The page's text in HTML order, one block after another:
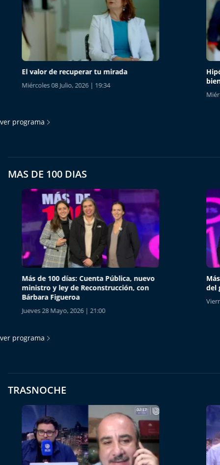
El valor de recuperar tu mirada
Miércoles 08 Julio, 2026 | 19:34
bien
ver programa
MAS DE 100 DIAS
Más de 100 días: Cuenta Pública, nuevo
ministro y ley de Reconstrucción, con
Bárbara Figueroa
Jueves 28 Mayo, 2026 | 21:00
Más
del
Viernes
ver programa
TRASNOCHE